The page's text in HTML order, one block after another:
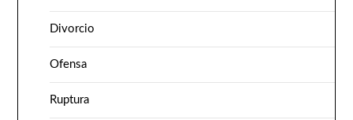
Divorcio
Ofensa
Ruptura